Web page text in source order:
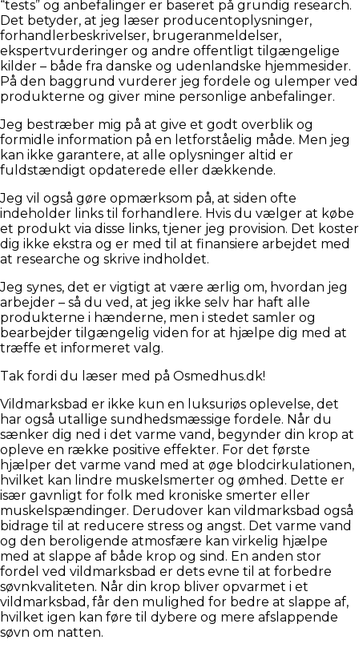
“tests” og anbefalinger er baseret på grundig research.
Det betyder, at jeg læser producentoplysninger,
forhandlerbeskrivelser, brugeranmeldelser,
ekspertvurderinger og andre offentligt tilgængelige
kilder – både fra danske og udenlandske hjemmesider.
På den baggrund vurderer jeg fordele og ulemper ved
produkterne og giver mine personlige anbefalinger.
Jeg bestræber mig på at give et godt overblik og
formidle information på en letforståelig måde. Men jeg
kan ikke garantere, at alle oplysninger altid er
fuldstændigt opdaterede eller dækkende.
Jeg vil også gøre opmærksom på, at siden ofte
indeholder links til forhandlere. Hvis du vælger at købe
et produkt via disse links, tjener jeg provision. Det koster
dig ikke ekstra og er med til at finansiere arbejdet med
at researche og skrive indholdet.
Jeg synes, det er vigtigt at være ærlig om, hvordan jeg
arbejder – så du ved, at jeg ikke selv har haft alle
produkterne i hænderne, men i stedet samler og
bearbejder tilgængelig viden for at hjælpe dig med at
træffe et informeret valg.
Tak fordi du læser med på Osmedhus.dk!
Vildmarksbad er ikke kun en luksuriøs oplevelse, det
har også utallige sundhedsmæssige fordele. Når du
sænker dig ned i det varme vand, begynder din krop at
opleve en række positive effekter. For det første
hjælper det varme vand med at øge blodcirkulationen,
hvilket kan lindre muskelsmerter og ømhed. Dette er
især gavnligt for folk med kroniske smerter eller
muskelspændinger. Derudover kan vildmarksbad også
bidrage til at reducere stress og angst. Det varme vand
og den beroligende atmosfære kan virkelig hjælpe
med at slappe af både krop og sind. En anden stor
fordel ved vildmarksbad er dets evne til at forbedre
søvnkvaliteten. Når din krop bliver opvarmet i et
vildmarksbad, får den mulighed for bedre at slappe af,
hvilket igen kan føre til dybere og mere afslappende
søvn om natten.